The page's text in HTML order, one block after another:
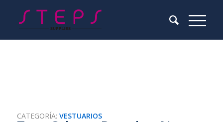
CATEGORÍA: VESTUARIOS